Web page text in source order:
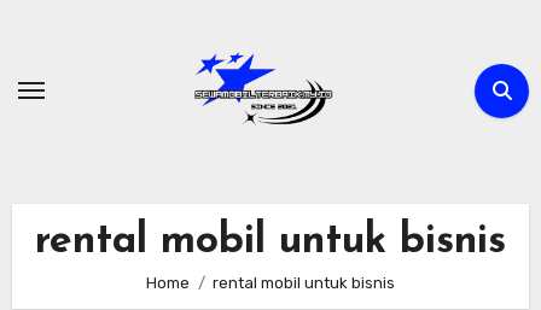
content
rental mobil untuk bisnis
Home rental mobil untuk bisnis